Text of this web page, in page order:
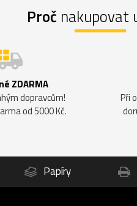
Proč nakupovat
ZDARMA
dopravcům!
od 5000 Kč.
Při
Papíry